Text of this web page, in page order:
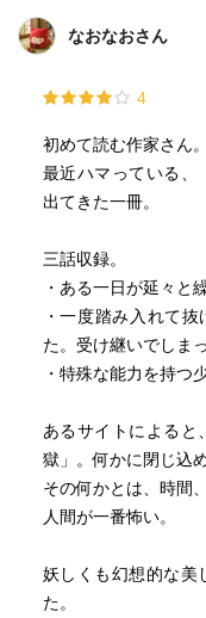
か。囚われの日々に
あるのか。
とも思ってしまう不
短編集だからか、
ーというよりはドラ
はないし、彼らの
ティよりもファンタ
楽しく読めたが、
もある。
こんな世界があるの
なおなおさん
4
初めて読む作家さん。
最近ハマっている、
出てきた一冊。
三話収録。
・ある一日が延々と
・一度踏み入れて
た。受け継いでしま
・特殊な能力を持つ
あるサイトによると
獄」。何かに閉じ込
その何かとは、時間
人間が一番怖い。
妖しくも幻想的な美
た。